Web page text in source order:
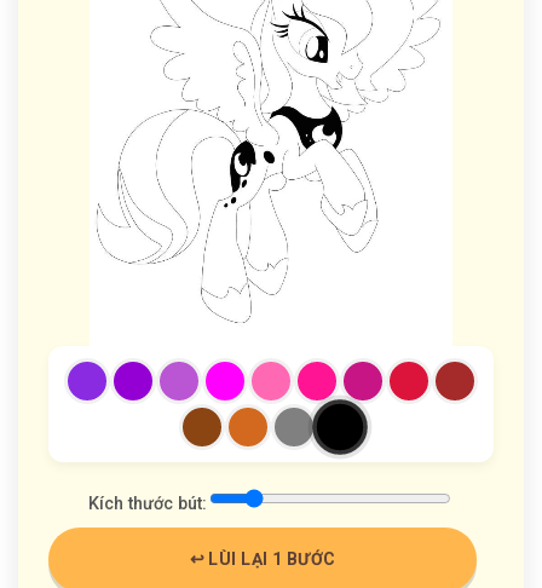
Kích thước bút:
↩️ LÙI LẠI 1 BƯỚC